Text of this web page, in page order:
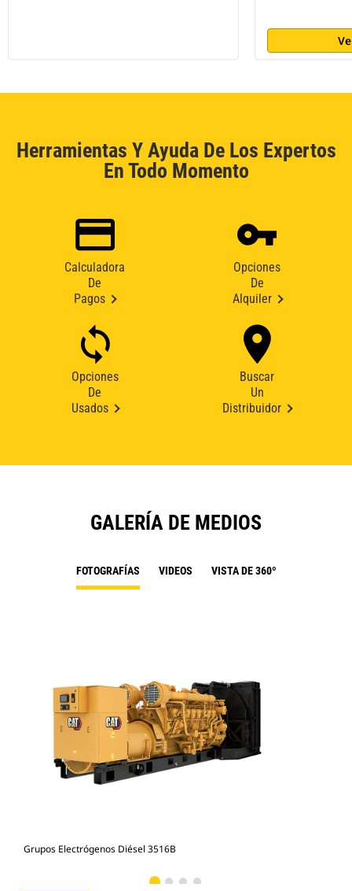
Herramientas Y Ayuda De Los Expertos
En Todo Momento
Calculadora
De
Pagos
Opciones
De
Alquiler
Opciones
De
Usados
Buscar
Un
Distribuidor
GALERÍA DE MEDIOS
FOTOGRAFÍAS VIDEOS VISTA DE 360º
Grupos Electrógenos Diésel 3516B